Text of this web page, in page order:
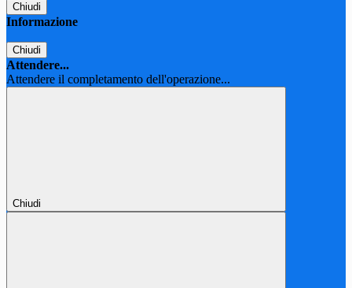
Chiudi
Informazione
Chiudi
Attendere...
Attendere il completamento dell'operazione...
Chiudi